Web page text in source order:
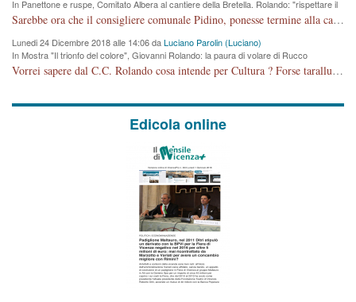
In Panettone e ruspe, Comitato Albera al cantiere della Bretella. Rolando: "rispettare il
cronoprogramma"
Sarebbe ora che il consigliere comunale Pidino, ponesse termine alla campagna elettorale nel territorio del suo seggio Villaggio del Sole. La tiraca è iniziata, distruggerà 6 km di prateria ovest della città, ricca di fonti e sorgenti d'acqua. I cittadini di Maddalene non avranno più Pace la notte. Molta colpa per la costruzione di questa Strada è proprio del signor Rolando,dei suoi gazebo mobili e che vuol far passare questa opera VANDALICA come progetto "utile" a chi ? Non è cosa seria sig. Rolando!
Lunedi 24 Dicembre 2018 alle 14:06 daLuciano Parolin (Luciano)
In Mostra "Il trionfo del colore", Giovanni Rolando: la paura di volare di Rucco
Vorrei sapere dal C.C. Rolando cosa intende per Cultura ? Forse tarallucci, vino e sagre, o spaghetti tricolori del PD ? Il continuo (s)parlare della mostra a Palazzo Chiericati caro consigliere DANNEGGIA FORTEMENTE l'immagine della città TUTTA e fa deviare i consensi che in RUSSIA (badi bene ex U.R.S.S.) sono ECCELLENTI. A livello artistico l'evento è di alta Valenza culturale, COMPITO di Tutta la Cittadinanza fare il possibile per propagandare l'iniziativa senza farne UN CASO PARTITICO come fa Lei da sempre. Meno Gazebo + Partecipazione! E così sia. Amen.
Edicola online